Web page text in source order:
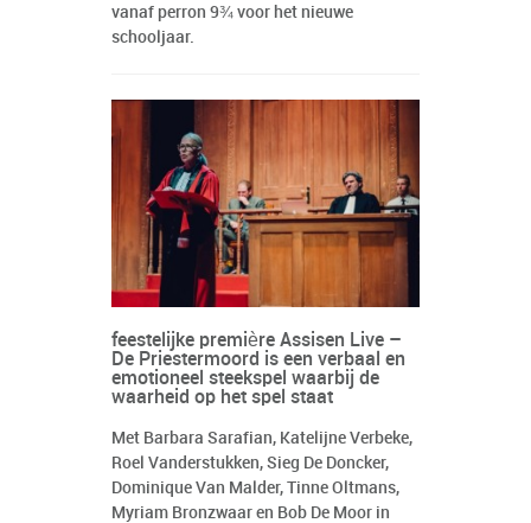
vanaf perron 9¾ voor het nieuwe
schooljaar.
feestelijke première Assisen Live –
De Priestermoord is een verbaal en
emotioneel steekspel waarbij de
waarheid op het spel staat
Met Barbara Sarafian, Katelijne Verbeke,
Roel Vanderstukken, Sieg De Doncker,
Dominique Van Malder, Tinne Oltmans,
Myriam Bronzwaar en Bob De Moor in